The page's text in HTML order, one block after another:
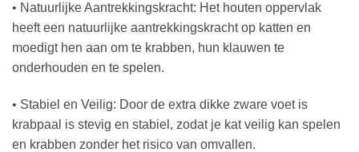
• Natuurlijke Aantrekkingskracht: Het houten oppervlak
heeft een natuurlijke aantrekkingskracht op katten en
moedigt hen aan om te krabben, hun klauwen te
onderhouden en te spelen.
• Stabiel en Veilig: Door de extra dikke zware voet is
krabpaal is stevig en stabiel, zodat je kat veilig kan spelen
en krabben zonder het risico van omvallen.